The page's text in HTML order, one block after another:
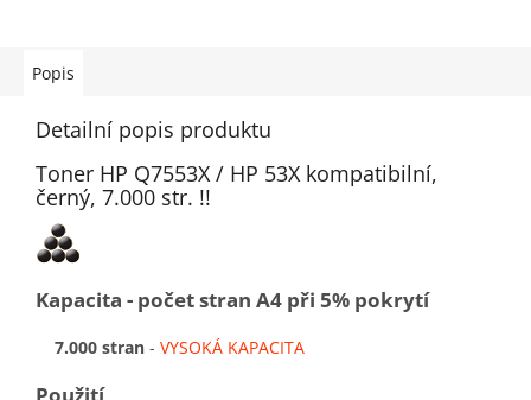
Popis
Detailní popis produktu
Toner HP Q7553X / HP 53X kompatibilní,
černý, 7.000 str. !!
Kapacita - počet stran A4 při 5% pokrytí
7.000 stran - VYSOKÁ KAPACITA
Použití